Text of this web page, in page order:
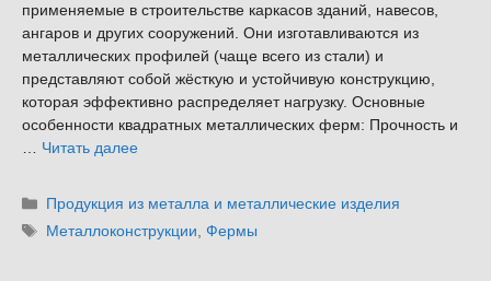
применяемые в строительстве каркасов зданий, навесов,
ангаров и других сооружений. Они изготавливаются из
металлических профилей (чаще всего из стали) и
представляют собой жёсткую и устойчивую конструкцию,
которая эффективно распределяет нагрузку. Основные
особенности квадратных металлических ферм: Прочность и
Читать далее
Рубрики
Продукция из металла и металлические изделия
Метки
Металлоконструкции ,Фермы